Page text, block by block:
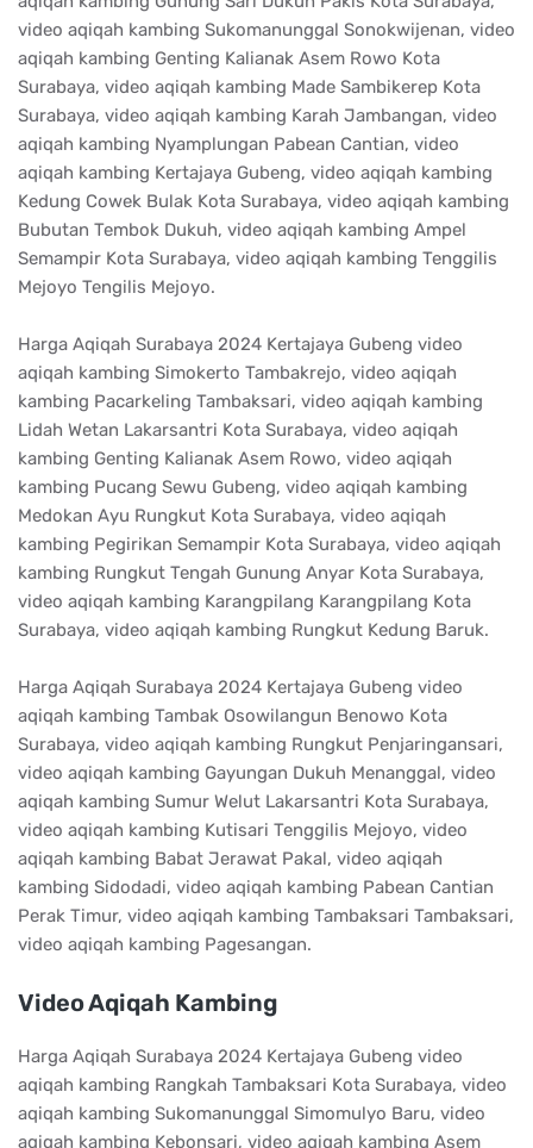
video aqiqah kambing Sukomanunggal Sonokwijenan, video
aqiqah kambing Genting Kalianak Asem Rowo Kota
Surabaya, video aqiqah kambing Made Sambikerep Kota
Surabaya, video aqiqah kambing Karah Jambangan, video
aqiqah kambing Nyamplungan Pabean Cantian, video
aqiqah kambing Kertajaya Gubeng, video aqiqah kambing
Kedung Cowek Bulak Kota Surabaya, video aqiqah kambing
Bubutan Tembok Dukuh, video aqiqah kambing Ampel
Semampir Kota Surabaya, video aqiqah kambing Tenggilis
Mejoyo Tengilis Mejoyo.
Harga Aqiqah Surabaya 2024 Kertajaya Gubeng video
aqiqah kambing Simokerto Tambakrejo, video aqiqah
kambing Pacarkeling Tambaksari, video aqiqah kambing
Lidah Wetan Lakarsantri Kota Surabaya, video aqiqah
kambing Genting Kalianak Asem Rowo, video aqiqah
kambing Pucang Sewu Gubeng, video aqiqah kambing
Medokan Ayu Rungkut Kota Surabaya, video aqiqah
kambing Pegirikan Semampir Kota Surabaya, video aqiqah
kambing Rungkut Tengah Gunung Anyar Kota Surabaya,
video aqiqah kambing Karangpilang Karangpilang Kota
Surabaya, video aqiqah kambing Rungkut Kedung Baruk.
Harga Aqiqah Surabaya 2024 Kertajaya Gubeng video
aqiqah kambing Tambak Osowilangun Benowo Kota
Surabaya, video aqiqah kambing Rungkut Penjaringansari,
video aqiqah kambing Gayungan Dukuh Menanggal, video
aqiqah kambing Sumur Welut Lakarsantri Kota Surabaya,
video aqiqah kambing Kutisari Tenggilis Mejoyo, video
aqiqah kambing Babat Jerawat Pakal, video aqiqah
kambing Sidodadi, video aqiqah kambing Pabean Cantian
Perak Timur, video aqiqah kambing Tambaksari Tambaksari,
video aqiqah kambing Pagesangan.
Video Aqiqah Kambing
Harga Aqiqah Surabaya 2024 Kertajaya Gubeng video
aqiqah kambing Rangkah Tambaksari Kota Surabaya, video
aqiqah kambing Sukomanunggal Simomulyo Baru, video
aqiqah kambing Kebonsari, video aqiqah kambing Asem